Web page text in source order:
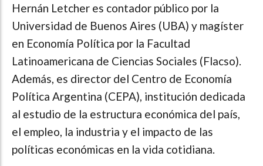
Hernán Letcher es contador público por la
Universidad de Buenos Aires (UBA) y magíster
en Economía Política por la Facultad
Latinoamericana de Ciencias Sociales (Flacso).
Además, es director del Centro de Economía
Política Argentina (CEPA), institución dedicada
al estudio de la estructura económica del país,
el empleo, la industria y el impacto de las
políticas económicas en la vida cotidiana.